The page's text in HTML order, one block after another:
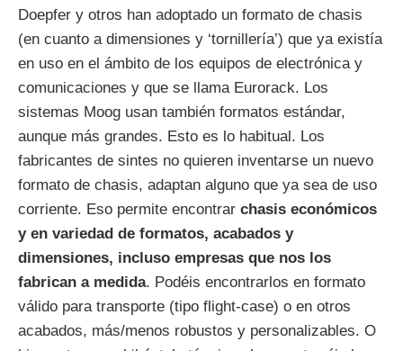
Doepfer y otros han adoptado un formato de chasis
(en cuanto a dimensiones y ‘tornillería’) que ya existía
en uso en el ámbito de los equipos de electrónica y
comunicaciones y que se llama Eurorack. Los
sistemas Moog usan también formatos estándar,
aunque más grandes. Esto es lo habitual. Los
fabricantes de sintes no quieren inventarse un nuevo
formato de chasis, adaptan alguno que ya sea de uso
corriente. Eso permite encontrar chasis económicos
y en variedad de formatos, acabados y
dimensiones, incluso empresas que nos los
fabrican a medida. Podéis encontrarlos en formato
válido para transporte (tipo flight-case) o en otros
acabados, más/menos robustos y personalizables. O